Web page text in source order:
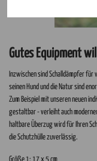
Gutes Equipment
Inzwischen sind Schalldämpfer für
seinen Hund und die Natur sind
Zum Beispiel mit unseren neuen
gestaltbar - verleiht auch
haltbare Überzug wird für Ihren
die Schutzhülle zuverlässig.